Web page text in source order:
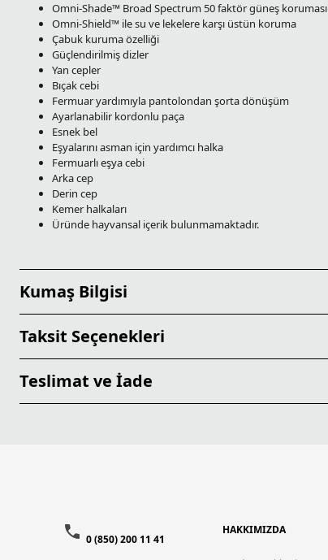
Omni-Shade™ Broad Spectrum 50 faktör güneş koruması
Omni-Shield™ ile su ve lekelere karşı üstün koruma
Çabuk kuruma özelliği
Güçlendirilmiş dizler
Yan cepler
Bıçak cebi
Fermuar yardımıyla pantolondan şorta dönüşüm
Ayarlanabilir kordonlu paça
Esnek bel
Eşyalarını asman için yardımcı halka
Fermuarlı eşya cebi
Arka cep
Derin cep
Kemer halkaları
Üründe hayvansal içerik bulunmamaktadır.
Kumaş Bilgisi
Taksit Seçenekleri
Teslimat ve İade
0 (850) 200 11 41
HAKKIMIZDA